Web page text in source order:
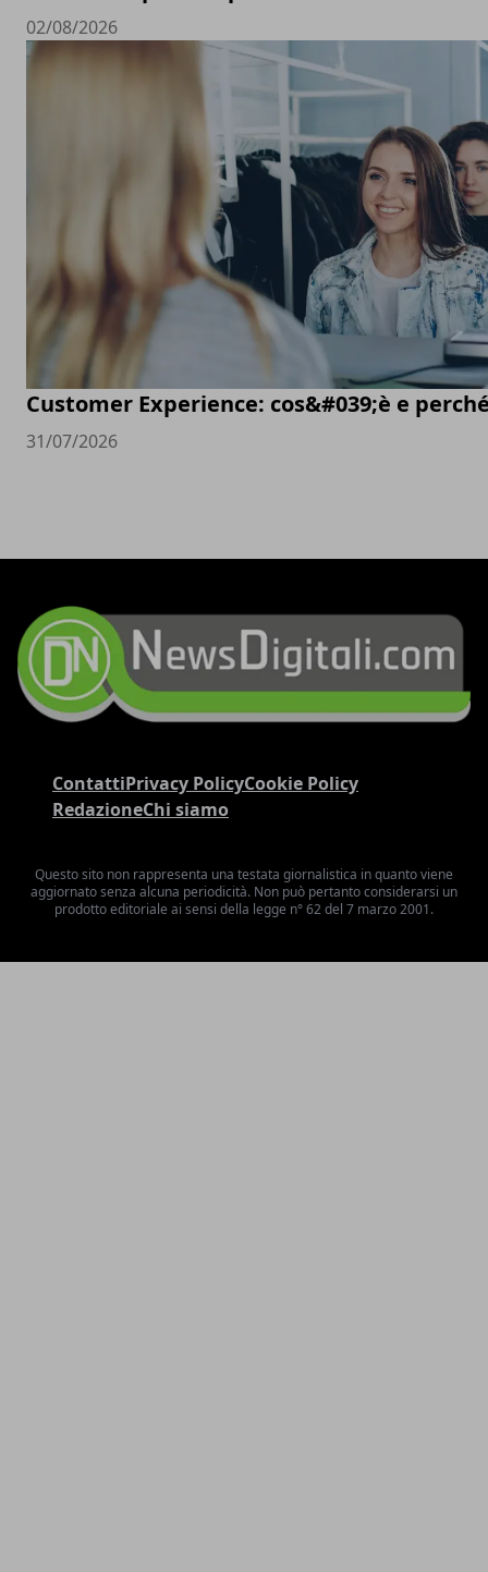
02/08/2026
Customer Experience: cos&#039;è e
31/07/2026
ContattiPrivacy PolicyCookie Policy
RedazioneChi siamo
Questo sito non rappresenta una testata giornalistica in quanto viene
aggiornato senza alcuna periodicità. Non può pertanto considerarsi un
prodotto editoriale ai sensi della legge n° 62 del 7 marzo 2001.